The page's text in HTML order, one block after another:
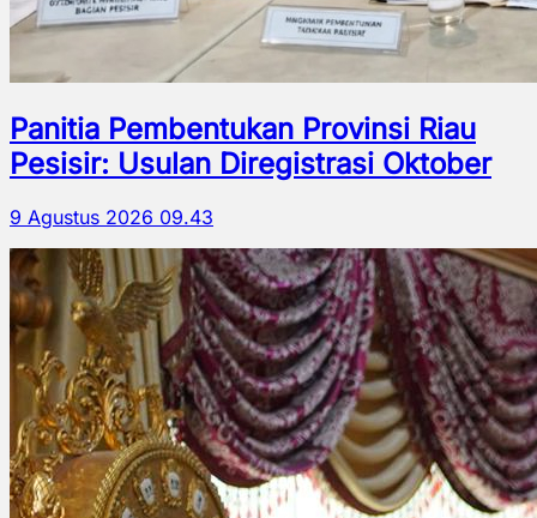
Panitia Pembentukan Provinsi Riau
Pesisir: Usulan Diregistrasi Oktober
9 Agustus 2026 09.43